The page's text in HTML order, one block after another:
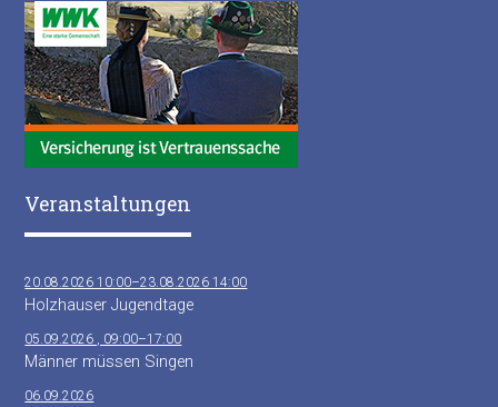
Veranstaltungen
20.08.2026 10:00–23.08.2026 14:00
Holzhauser Jugendtage
05.09.2026 , 09:00–17:00
Männer müssen Singen
06.09.2026